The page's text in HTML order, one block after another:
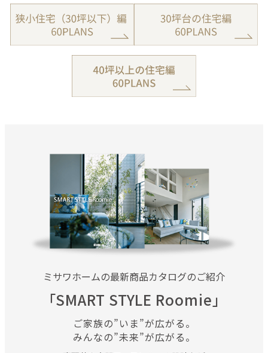
ミサワホームの最新商品カタログのご紹介
「SMART STYLE Roomie」
ご家族の”いま”が広がる。
みんなの”未来”が広がる。